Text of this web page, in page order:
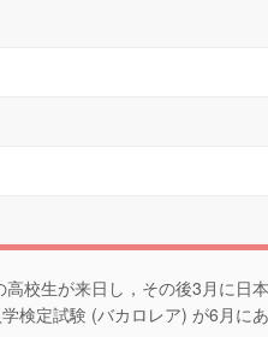
校生が来日し，その後3月に
検定試験 (バカロレア) が6月に